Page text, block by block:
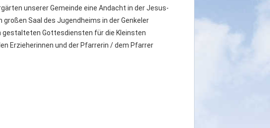
unserer Gemeinde eine Andacht in der Jesus-
Saal des Jugendheims in der Genkeler
gestalteten Gottesdiensten für die Kleinsten
Erzieherinnen und der Pfarrerin / dem Pfarrer